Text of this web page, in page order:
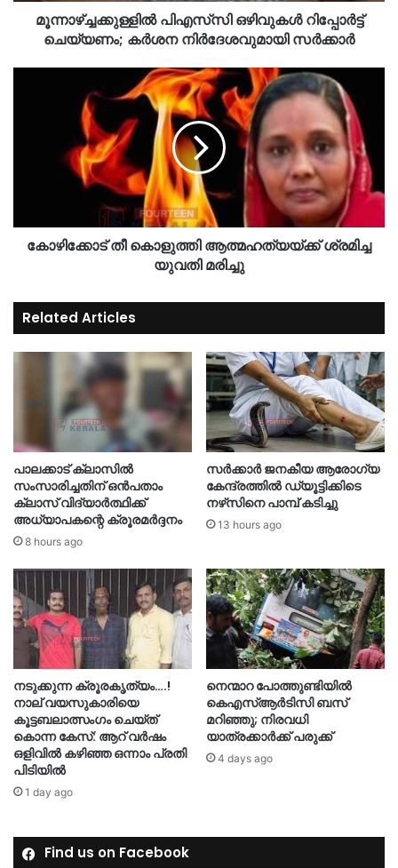
മൂന്നാഴ്ച്ചക്കുള്ളിൽ പിഎസ്‌സി ഒഴിവുകൾ റിപ്പോർട്ട്
ചെയ്യണം; കർശന നിർദേശവുമായി സർക്കാർ
കോഴിക്കോട് തീ കൊളുത്തി ആത്മഹത്യയ്ക്ക് ശ്രമിച്ച
യുവതി മരിച്ചു
Related Articles
പാലക്കാട് ക്ലാസിൽ
സംസാരിച്ചതിന് ഒൻപതാം
ക്ലാസ് വിദ്യാർത്ഥിക്ക്
അധ്യാപകന്റെ ക്രൂരമർദ്ദനം
8 hours ago
സർക്കാർ ജനകീയ ആരോഗ്യ
കേന്ദ്രത്തിൽ ഡ്യൂട്ടിക്കിടെ
നഴ്‌സിനെ പാമ്പ് കടിച്ചു
13 hours ago
നടുക്കുന്ന ക്രൂരകൃത്യം….!
നാല് വയസുകാരിയെ
കൂട്ടബലാത്സംഗം ചെയ്ത്
കൊന്ന കേസ്: ആറ് വർഷം
ഒളിവിൽ കഴിഞ്ഞ ഒന്നാം പ്രതി
പിടിയിൽ
1 day ago
നെന്മാറ പോത്തുണ്ടിയില്‍
കെഎസ്ആര്‍ടിസി ബസ്
മറിഞ്ഞു; നിരവധി
യാത്രക്കാര്‍ക്ക് പരുക്ക്
4 days ago
Find us on Facebook